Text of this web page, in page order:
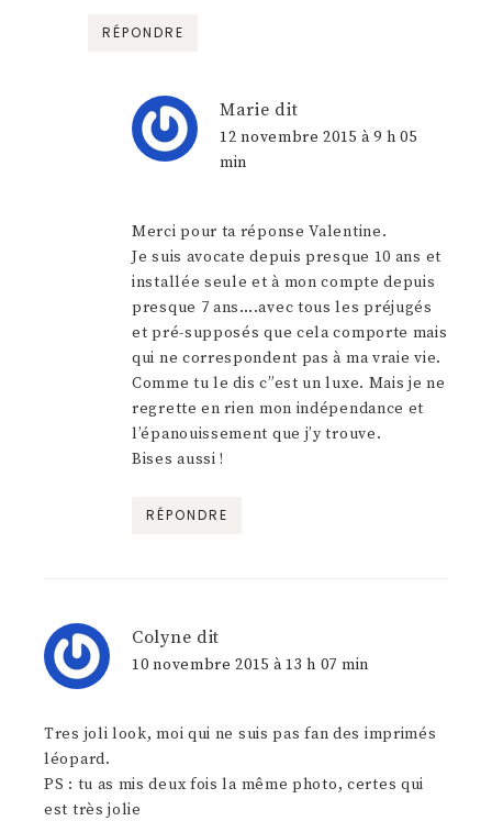
RÉPONDRE
Marie dit
12 novembre 2015 à 9 h 05
min
Merci pour ta réponse Valentine.
Je suis avocate depuis presque 10 ans et
installée seule et à mon compte depuis
presque 7 ans….avec tous les préjugés
et pré-supposés que cela comporte mais
qui ne correspondent pas à ma vraie vie.
Comme tu le dis c”est un luxe. Mais je ne
regrette en rien mon indépendance et
l’épanouissement que j’y trouve.
Bises aussi !
RÉPONDRE
Colyne dit
10 novembre 2015 à 13 h 07 min
Tres joli look, moi qui ne suis pas fan des imprimés
léopard.
PS : tu as mis deux fois la même photo, certes qui
est très jolie